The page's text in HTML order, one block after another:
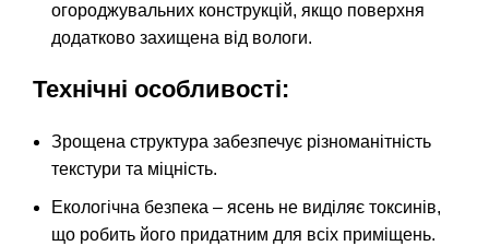
огороджувальних конструкцій, якщо поверхня
додатково захищена від вологи.
Технічні особливості:
Зрощена структура забезпечує різноманітність
текстури та міцність.
Екологічна безпека – ясень не виділяє токсинів,
що робить його придатним для всіх приміщень.